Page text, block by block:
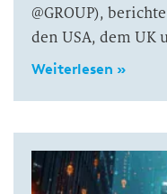
@GROUP),
den USA, dem UK
Weiterlesen »